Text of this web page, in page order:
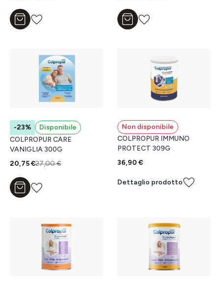
Aggiungi al carrello Aggiungi al carrello
-23%
Disponibile
COLPROPUR CARE
VANIGLIA 300G
20,75 €27,00 €
Aggiungi al carrello
Non disponibile
COLPROPUR IMMUNO
PROTECT 309G
36,90 €
Dettaglio prodotto